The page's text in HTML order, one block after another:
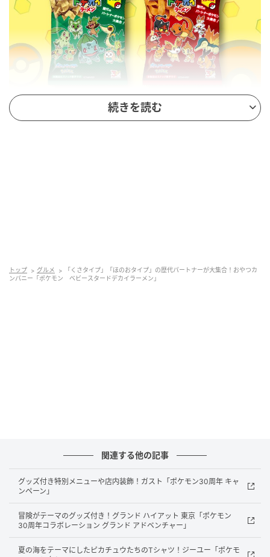
「くさタイプ」「ほのおタイプ」の歴代パートナーが大集合！おやつカンパ
ニー「ポケモン ベビースタードデカイラーメン」
おやつカンパニーから、ゲームボーイ用RPG『ポケッ
『ベビースタードデカイラーメン（のり塩味）』は、
「くさタイプ」の歴代パートナーポケモンが集合した
緑色のパッケージが目印。
『ベビースタードデカイラーメン（BBQソースステー
キ味）』は、「ほのおタイプ」の歴代パートナーが集
続きを読む
トップ グルメ
「くさタイプ」「ほのおタイプ」の歴代パートナーが大集合！おやつカ
ンパニー「ポケモン ベビースタードデカイラーメン」
関連する他の記事
グッズ付き特別メニューや店内装飾！ガスト「ポケモン30周年 キャ
ンペーン」
冒険がテーマのグッズ付き！グランド ハイアット 東京「ポケモン
30周年コラボレーション グランド アドベンチャー」
夏の海をテーマにしたピカチュウたちのTシャツ！ジーユー「ポケモ